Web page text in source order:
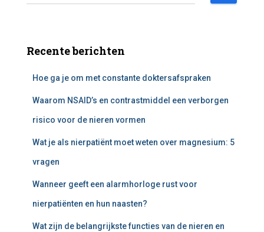
o
n
Recente berichten
Hoe ga je om met constante doktersafspraken
Waarom NSAID’s en contrastmiddel een verborgen
risico voor de nieren vormen
Wat je als nierpatiënt moet weten over magnesium: 5
vragen
Wanneer geeft een alarmhorloge rust voor
nierpatiënten en hun naasten?
Wat zijn de belangrijkste functies van de nieren en